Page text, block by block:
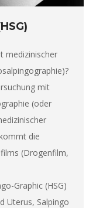
medizinischer
mit
(oder
die
(Drogenfilm,
Graphic (HSG)
Uterus, Salpingo